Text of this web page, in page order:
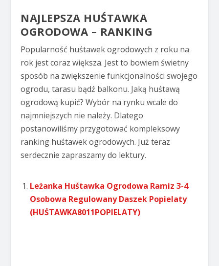
NAJLEPSZA HUŚTAWKA
OGRODOWA – RANKING
Popularność huśtawek ogrodowych z roku na
rok jest coraz większa. Jest to bowiem świetny
sposób na zwiększenie funkcjonalności swojego
ogrodu, tarasu bądź balkonu. Jaką huśtawą
ogrodową kupić? Wybór na rynku wcale do
najmniejszych nie należy. Dlatego
postanowiliśmy przygotować kompleksowy
ranking huśtawek ogrodowych. Już teraz
serdecznie zapraszamy do lektury.
Leżanka Huśtawka Ogrodowa Ramiz 3-4
Osobowa Regulowany Daszek Popielaty
(HUŚTAWKA8011POPIELATY)